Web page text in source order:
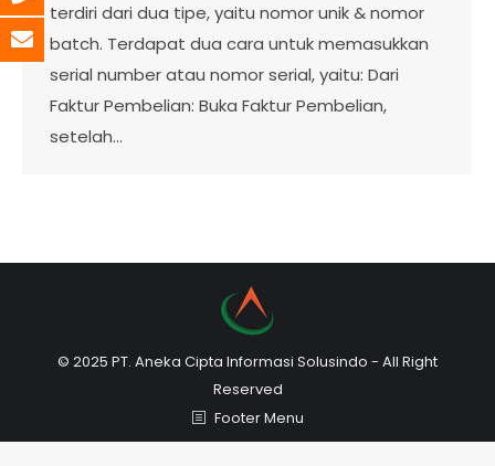
terdiri dari dua tipe, yaitu nomor unik & nomor
batch. Terdapat dua cara untuk memasukkan
serial number atau nomor serial, yaitu: Dari
Faktur Pembelian: Buka Faktur Pembelian,
setelah…
© 2025 PT. Aneka Cipta Informasi Solusindo - All Right
Reserved
Footer Menu